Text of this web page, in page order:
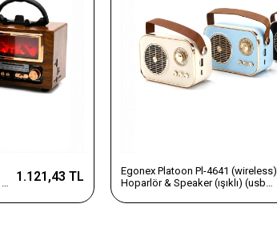
1.121,43 TL
Egonex Platoon Pl-4641 (wireless)
Hoparlör & Speaker (ışıklı) (usb
Çerçeve)(usb & Dc 5v & Tf)*80